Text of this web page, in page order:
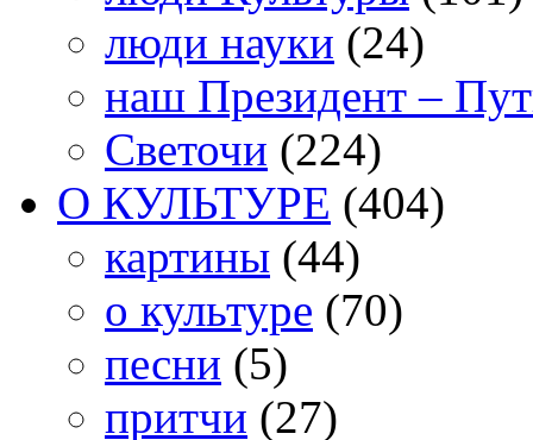
люди науки (24)
наш Президент –
Светочи (224)
О КУЛЬТУРЕ (404)
картины (44)
о культуре (70)
песни (5)
притчи (27)